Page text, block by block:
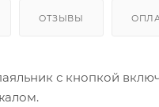
ОТЗЫВЫ
с кнопкой